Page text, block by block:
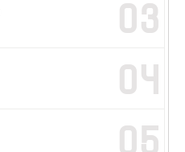
03
04
05